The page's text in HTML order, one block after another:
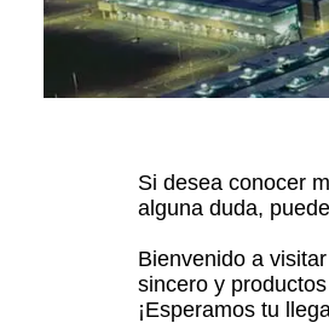
Si desea conocer
alguna duda,
Bienvenido a
sincero y
¡Esperamos tu